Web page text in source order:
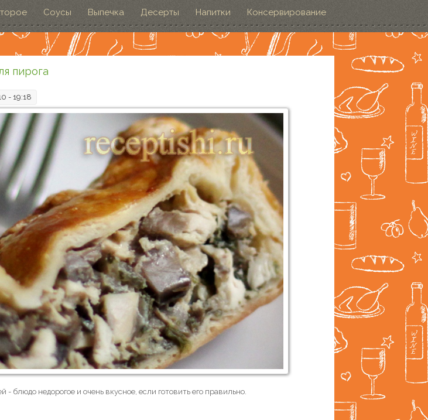
Соусы Выпечка Десерты Напитки Консервирование
пирога
- 19:18
- блюдо недорогое и очень вкусное, если готовить его правильно.